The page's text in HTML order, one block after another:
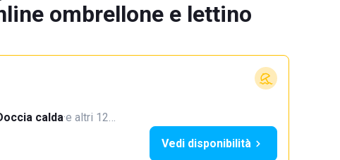
ombrellone e lettino
calda·e altri 12…
Vedi disponibilità